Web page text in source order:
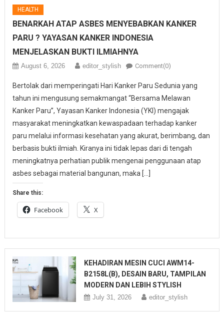
HEALTH
BENARKAH ATAP ASBES MENYEBABKAN KANKER
PARU ? YAYASAN KANKER INDONESIA
MENJELASKAN BUKTI ILMIAHNYA
August 6, 2026 editor_stylish Comment(0)
Bertolak dari memperingati Hari Kanker Paru Sedunia yang
tahun ini mengusung semakmangat “Bersama Melawan
Kanker Paru”, Yayasan Kanker Indonesia (YKI) mengajak
masyarakat meningkatkan kewaspadaan terhadap kanker
paru melalui informasi kesehatan yang akurat, berimbang, dan
berbasis bukti ilmiah. Kiranya ini tidak lepas dari di tengah
meningkatnya perhatian publik mengenai penggunaan atap
asbes sebagai material bangunan, maka […]
Share this:
Facebook X
KEHADIRAN MESIN CUCI AWM14-
B2158L(B), DESAIN BARU, TAMPILAN
MODERN DAN LEBIH STYLISH
July 31, 2026 editor_stylish